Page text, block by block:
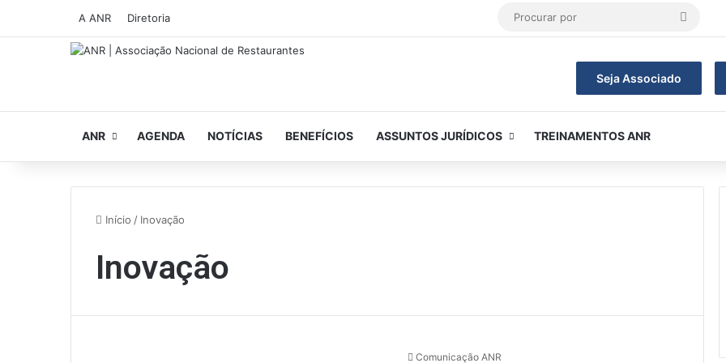
A ANR Diretoria
Seja Associado
ANR AGENDA NOTÍCIAS BENEFÍCIOS ASSUNTOS JURÍDICOS TREINAMENTOS ANR
Início / Inovação
Inovação
Comunicação ANR